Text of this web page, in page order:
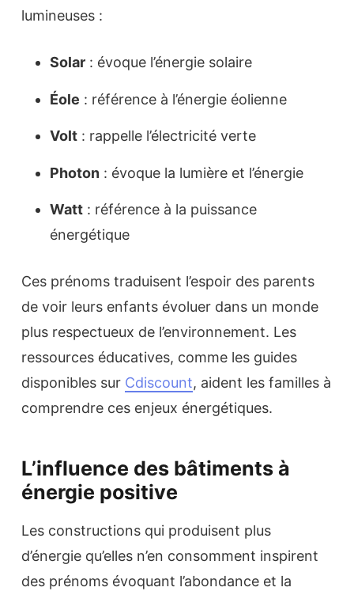
lumineuses :
Solar : évoque l’énergie solaire
Éole : référence à l’énergie éolienne
Volt : rappelle l’électricité verte
Photon : évoque la lumière et l’énergie
Watt : référence à la puissance
énergétique
Ces prénoms traduisent l’espoir des parents
de voir leurs enfants évoluer dans un monde
plus respectueux de l’environnement. Les
ressources éducatives, comme les guides
disponibles sur Cdiscount, aident les familles à
comprendre ces enjeux énergétiques.
L’influence des bâtiments à
énergie positive
Les constructions qui produisent plus
d’énergie qu’elles n’en consomment inspirent
des prénoms évoquant l’abondance et la